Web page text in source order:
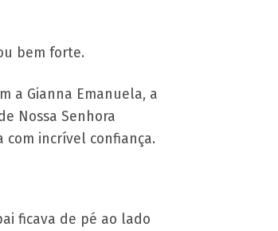
bem forte.
a Gianna Emanuela, a
Nossa Senhora
com incrível confiança.
ficava de pé ao lado